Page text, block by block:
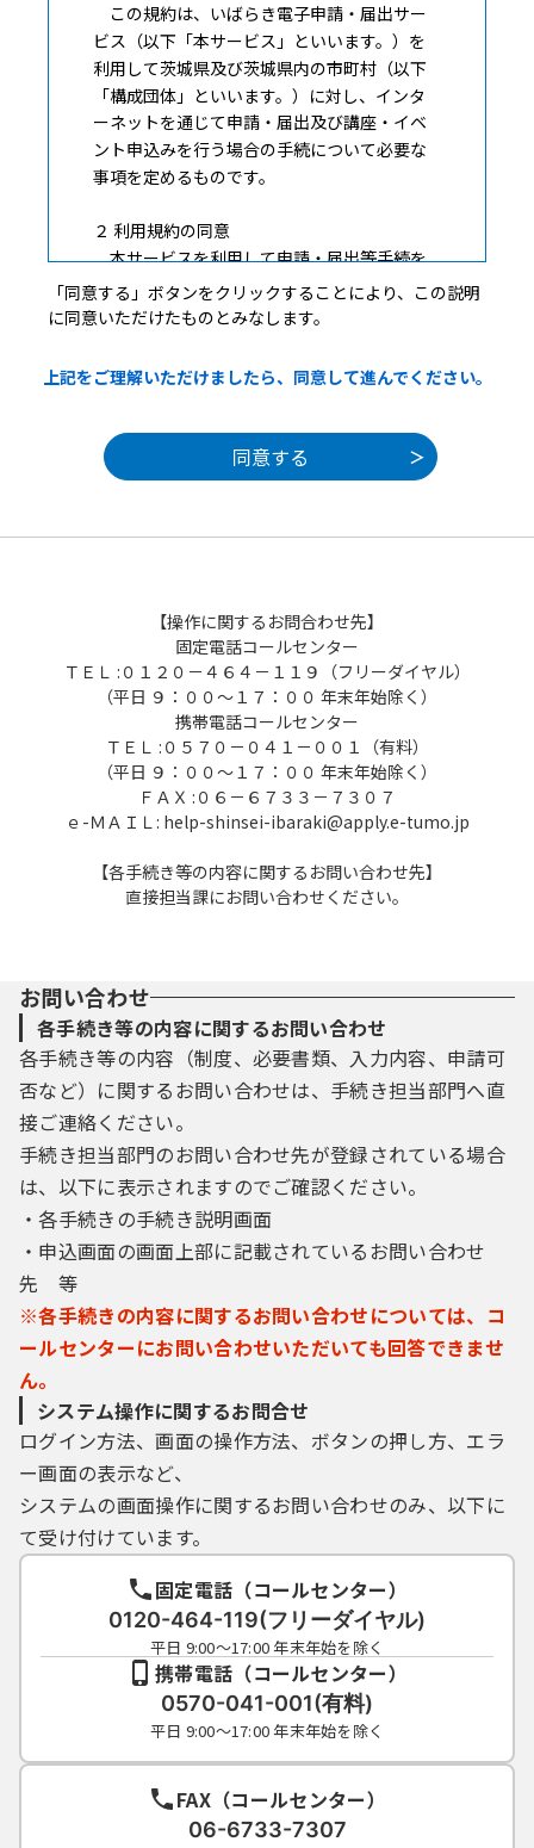
この規約は、いばらき電子申請・届出サー
ビス（以下「本サービス」といいます。）を
利用して茨城県及び茨城県内の市町村（以下
「構成団体」といいます。）に対し、インタ
ーネットを通じて申請・届出及び講座・イベ
ント申込みを行う場合の手続について必要な
事項を定めるものです。
２ 利用規約の同意
本サービスを利用して申請・届出等手続を
行うためには、この規約に同意していただく
ことが必要です。このことを前提に、構成団
ご利用された方は、この規約に同意されたも
のとみなします。何らかの理由によりこの規
ビスをご利用いただくことができません。な
お、閲覧のみについても、この規約に同意さ
本サービスを利用して申請・届出等手続を
行う場合は、利用者たる本人が利用方法に従
い利用者登録を行うことができるものとしま
す。
（１）利用者登録を行う際は、利用者ＩＤ、
パスワード、氏名、住所、その他の必要な事
項を本サービス上で登録してください。
（２）住所、氏名、メールアドレス等に変更
（３）本サービスは、利用者が登録したメー
ルアドレスへＵＲＬを送信します。利用者
（４）利用者登録にて登録された情報は、構
成団体にて管理されます。
（５）利用者は、登録した利用者情報を使用
しなくなった場合に削除をすることができま
す。
４ 接続情報の取得
構成団体は、利用者のＩＰアドレス等の本
サービスへの接続情報を取得します。
５ 申請・届出等における電子証明書
等の手続を行う場合には、電子的な署名を必
要とするものがあります。署名が必要な手続
します。
６ 利用者ＩＤ・パスワード等の管理
利用者登録により事前に登録される利用者
ＩＤ、パスワード又は申請データの送信時に
画面上で通知する整理番号及びパスワード
（申請データ用）は、利用者のデータの保護
に不可欠なものです。利用者は、次の事項を
ご確認ください。
（１）利用者ＩＤ、パスワード、整理番号及
びパスワード（申請データ用）は、他者に知
られないように管理してください。
（２）他者からのパスワード等の照会には応
じないでください。
（３）安全性をより高めるため、パスワード
は、定期的に変更してください。
「同意する」ボタンをクリックすることにより、この説明
に同意いただけたものとみなします。
上記をご理解いただけましたら、同意して進んでください。
【操作に関するお問合わせ先】
固定電話コールセンター
ＴＥＬ :０１２０－４６４－１１９（フリーダイヤル）
（平日 ９：００～１７：００ 年末年始除く）
携帯電話コールセンター
ＴＥＬ :０５７０－０４１－００１（有料）
（平日 ９：００～１７：００ 年末年始除く）
ＦＡＸ :０６－６７３３－７３０７
ｅ-ＭＡＩＬ: help-shinsei-ibaraki@apply.e-tumo.jp
【各手続き等の内容に関するお問い合わせ先】
直接担当課にお問い合わせください。
お問い合わせ
各手続き等の内容に関するお問い合わせ
各手続き等の内容（制度、必要書類、入力内容、申請可
否など）に関するお問い合わせは、手続き担当部門へ直
接ご連絡ください。
手続き担当部門のお問い合わせ先が登録されている場合
は、以下に表示されますのでご確認ください。
・各手続きの手続き説明画面
・申込画面の画面上部に記載されているお問い合わせ
先 等
※各手続きの内容に関するお問い合わせについては、コ
ールセンターにお問い合わせいただいても回答できませ
ん。
システム操作に関するお問合せ
ログイン方法、画面の操作方法、ボタンの押し方、エラ
ー画面の表示など、
システムの画面操作に関するお問い合わせのみ、以下に
て受け付けています。
固定電話（コールセンター）
0120-464-119(フリーダイヤル)
平日 9:00～17:00 年末年始を除く
携帯電話（コールセンター）
0570-041-001(有料)
平日 9:00～17:00 年末年始を除く
FAX（コールセンター）
06-6733-7307